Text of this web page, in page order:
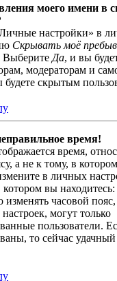
моего имени в
настройки» в
Скрывать моё
Выберите Да, и вы
модераторам и
скрытым
время!
время,
а не к тому, в
в личных
котором вы
изменять часовой
могут только
пользователи.
то сейчас